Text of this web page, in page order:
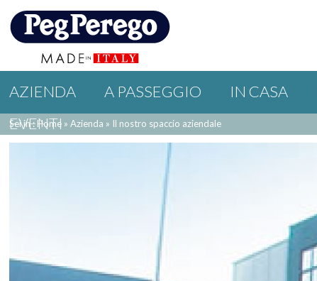
AZIENDA A PASSEGGIO IN CASA
EVENTI
Sei in : Home »Azienda » Il nostro spaccio aziendale